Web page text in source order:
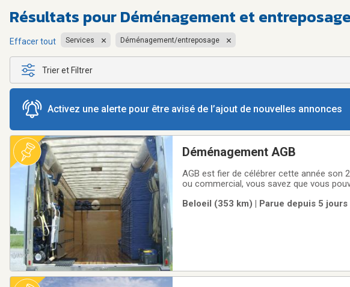
Résultats pourDéménagement et
Effacer tout Services Déménagement/entreposage
Trier et Filtrer
Activez une alerte pour être avisé de l’ajout de nouvelles annonces
Déménagement AGB
AGB est fier de célébrer cette année son
ou commercial, vous savez que vous
vous garantir le déménagement le plus
Beloeil (353 km) | Parue depuis 5 jours